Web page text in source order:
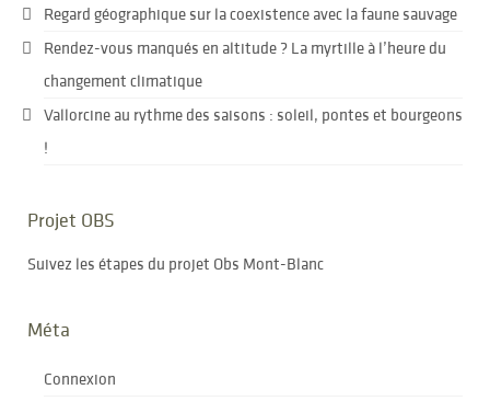
Regard géographique sur la coexistence avec la faune sauvage
Rendez-vous manqués en altitude ? La myrtille à l’heure du
changement climatique
Vallorcine au rythme des saisons : soleil, pontes et bourgeons
!
Projet OBS
Suivez les étapes du projet Obs Mont-Blanc
Méta
Connexion